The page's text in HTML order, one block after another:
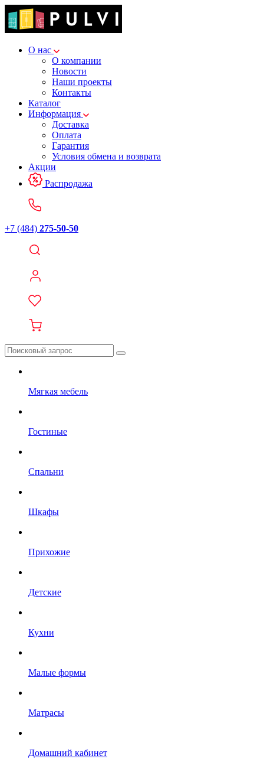
О нас
О компании
Новости
Наши проекты
Контакты
Каталог
Информация
Доставка
Оплата
Гарантия
Условия обмена и возврата
Акции
Распродажа
+7 (484) 275-50-50
Мягкая мебель
Гостиные
Спальни
Шкафы
Прихожие
Детские
Кухни
Малые формы
Матрасы
Домашний кабинет